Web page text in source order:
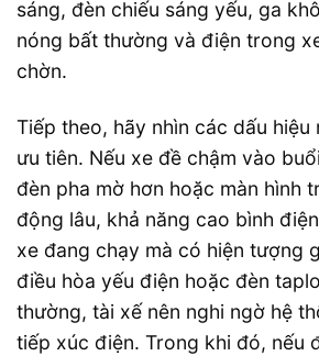
sáng, đèn chiếu sáng yếu, ga
nóng bất thường và điện trong
chờn.
Tiếp theo, hãy nhìn các dấu
ưu tiên. Nếu xe đề chậm vào
đèn pha mờ hơn hoặc màn hình
động lâu, khả năng cao bình
xe đang chạy mà có hiện tượng
điều hòa yếu điện hoặc đèn
thường, tài xế nên nghi ngờ hệ
tiếp xúc điện. Trong khi đó, nếu